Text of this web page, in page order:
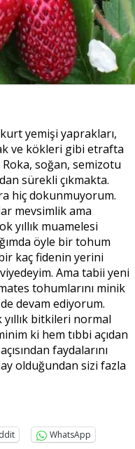
yemişi yaprakları,
ve kökleri gibi etrafta
soğan, semizotu
sürekli çıkmakta.
hiç dokunmuyorum.
mevsimlik ama
yıllık muamelesi
öyle bir tohum
kaç fidenin yerini
Ama tabii yeni
tohumlarını minik
devam ediyorum.
yıllık bitkileri normal
ki hem tıbbi açıdan
faydalarını
olduğundan sizi fazla
WhatsApp